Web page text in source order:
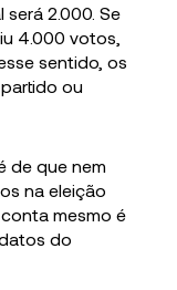
2.000. Se
4.000 votos,
sentido, os
ou
de que nem
na eleição
mesmo é
do